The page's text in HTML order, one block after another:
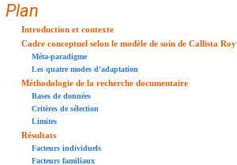
Plan
Introduction et contexte
Cadre conceptuel selon le modèle de soin de Callista Roy
Méta-paradigme
Les quatre modes d'adaptation
Méthodologie de la recherche documentaire
Bases de données
Critères de sélection
Limites
Résultats
Facteurs individuels
Facteurs familiaux